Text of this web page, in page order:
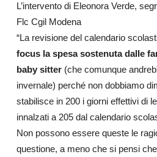
L’intervento di Eleonora Verde,
Flc Cgil Modena
“La revisione del calendario
focus la spesa sostenuta dalle
baby sitter(che comunque
invernale) perché non dobbiamo
stabilisce in 200 i giorni effettivi di
innalzati a 205 dal calendario
Non possono essere queste le
questione, a meno che si pensi